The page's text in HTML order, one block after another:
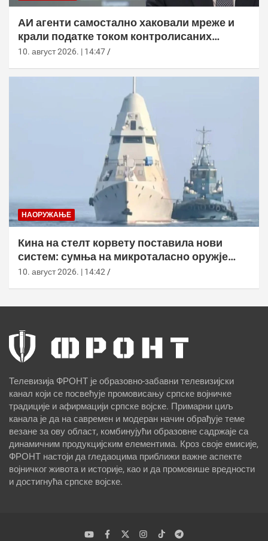
АИ агенти самостално хаковали мреже и
крали податке током контролисаних
тестова
10. август 2026. | 14:47
НАОРУЖАЊЕ
Кина на стелт корвету поставила нови
систем: сумња на микроталасно оружје
против дронова
10. август 2026. | 14:42
Телевизија ФРОНТ је образовно-забавни телевизијски
канал који се посвећује промовисању српске војничке
традиције и афирмацији српске војске. Примарни циљ
канала је да на савремен и модеран начин обрађује теме
везане за ову област, комбинујући образовне садржаје са
динамичним продукцијским елементима. Кроз своје емисије,
ФРОНТ настоји да гледаоцима приближи важне аспекте
војничког живота и историје, као и да промовише вредности
и достигнућа српске војске.